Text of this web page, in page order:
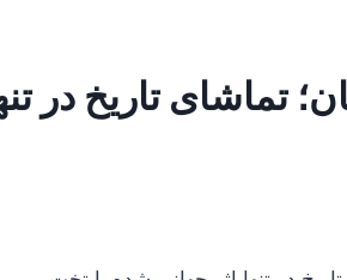
تماشای تاریخ در